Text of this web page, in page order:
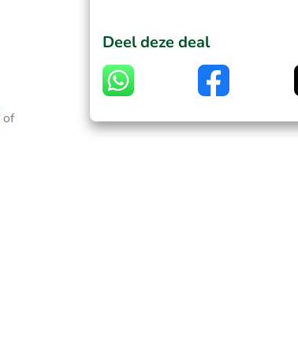
of
Deel deze deal